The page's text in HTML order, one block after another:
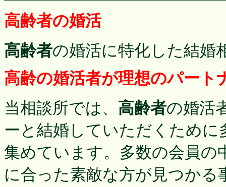
高齢者の婚活
高齢者の婚活に特化した結婚
高齢の婚活者が理想のパート
当相談所では、 高齢者の婚活
ーと結婚していただくために
集めています。多数の会員の
に合った素敵な方が見つかる